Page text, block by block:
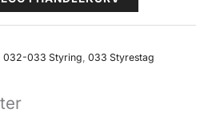
032-033 Styring 033 Styrestag